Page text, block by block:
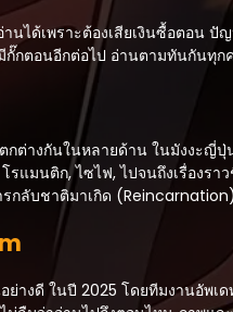
ได้เพราะต้องเสียเงินซื้อตอน
กตอนอีกต่อไป อ่านตามทันกันทุ
างกันในหลายด้าน ในมังงะญี่ปุ่
แมนติก, ไซไฟ, ไปจนถึงเรื่องร
ลับชาติมาเกิด
างดี ในปี 2025 โดยทีมงานอัพ